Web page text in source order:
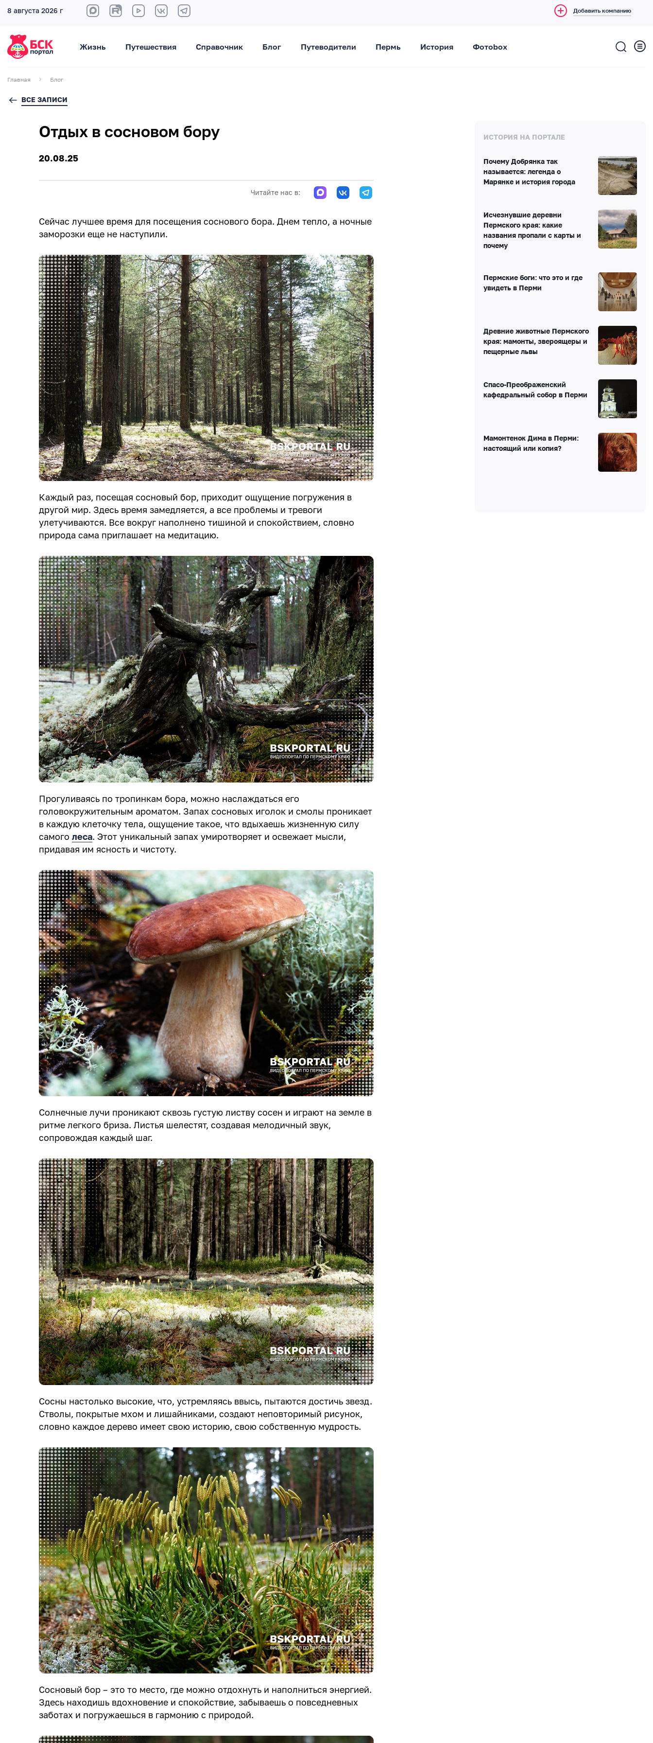
8 августа 2026 г Добавить компанию
Жизнь Путешествия Справочник Блог Путеводители Пермь История Фотоbox
Главная Блог
ВСЕ ЗАПИСИ
Отдых в сосновом бору
20.08.25
Читайте нас в:
Сейчас лучшее время для посещения соснового бора. Днем тепло, а ночные
заморозки еще не наступили.
Каждый раз, посещая сосновый бор, приходит ощущение погружения в
другой мир. Здесь время замедляется, а все проблемы и тревоги
улетучиваются. Все вокруг наполнено тишиной и спокойствием, словно
природа сама приглашает на медитацию.
Прогуливаясь по тропинкам бора, можно наслаждаться его
головокружительным ароматом. Запах сосновых иголок и смолы проникает
в каждую клеточку тела, ощущение такое, что вдыхаешь жизненную силу
самоголеса. Этот уникальный запах умиротворяет и освежает мысли,
придавая им ясность и чистоту.
Солнечные лучи проникают сквозь густую листву сосен и играют на земле в
ритме легкого бриза. Листья шелестят, создавая мелодичный звук,
сопровождая каждый шаг.
Сосны настолько высокие, что, устремляясь ввысь, пытаются достичь звезд.
Стволы, покрытые мхом и лишайниками, создают неповторимый рисунок,
словно каждое дерево имеет свою историю, свою собственную мудрость.
Сосновый бор – это то место, где можно отдохнуть и наполниться энергией.
Здесь находишь вдохновение и спокойствие, забываешь о повседневных
заботах и погружаешься в гармонию с природой.
ИСТОРИЯ НА ПОРТАЛЕ
Почему Добрянка так
называется: легенда о
Марянке и история города
Исчезнувшие деревни
Пермского края: какие
названия пропали с карты и
почему
Пермские боги: что это и где
увидеть в Перми
Древние животные Пермского
края: мамонты, звероящеры и
пещерные львы
Спасо-Преображенский
кафедральный собор в Перми
Мамонтенок Дима в Перми:
настоящий или копия?